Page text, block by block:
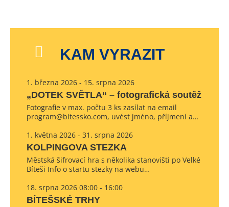
KAM VYRAZIT
1. března 2026 - 15. srpna 2026
„DOTEK SVĚTLA“ – fotografická soutěž
Fotografie v max. počtu 3 ks zasílat na email
program@bitessko.com, uvést jméno, příjmení a…
1. května 2026 - 31. srpna 2026
KOLPINGOVA STEZKA
Městská šifrovací hra s několika stanovišti po Velké
Bíteši Info o startu stezky na webu…
18. srpna 2026 08:00 - 16:00
BÍTEŠSKÉ TRHY